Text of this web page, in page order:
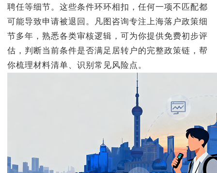
聘任等细节。这些条件环环相扣，任何一项不匹配都
可能导致申请被退回。凡图咨询专注上海落户政策细
节多年，熟悉各类审核逻辑，可为你提供免费初步评
估，判断当前条件是否满足居转户的完整政策链，帮
你梳理材料清单、识别常见风险点。